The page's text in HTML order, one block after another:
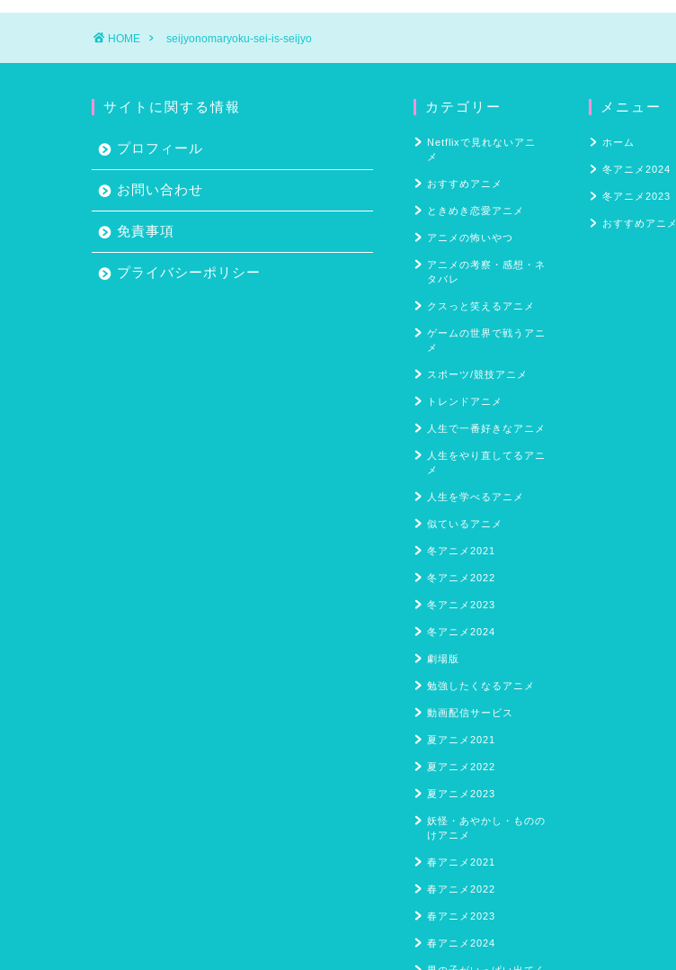
HOME seijyonomaryoku-sei-is-seijyo
サイトに関する情報
プロフィール
お問い合わせ
免責事項
プライバシーポリシー
カテゴリー
Netflixで見れないアニ
メ
おすすめアニメ
ときめき恋愛アニメ
アニメの怖いやつ
アニメの考察・感想・ネ
タバレ
クスっと笑えるアニメ
ゲームの世界で戦うアニ
メ
スポーツ/競技アニメ
トレンドアニメ
人生で一番好きなアニメ
人生をやり直してるアニ
メ
人生を学べるアニメ
似ているアニメ
冬アニメ2021
冬アニメ2022
冬アニメ2023
冬アニメ2024
劇場版
勉強したくなるアニメ
動画配信サービス
夏アニメ2021
夏アニメ2022
夏アニメ2023
妖怪・あやかし・ものの
けアニメ
春アニメ2021
春アニメ2022
春アニメ2023
春アニメ2024
メニュー
ホーム
冬アニメ2024
冬アニメ2023
おすすめアニメ